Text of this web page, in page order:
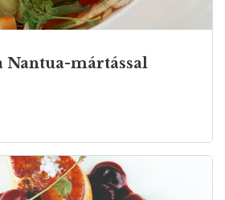
Nantua-mártással